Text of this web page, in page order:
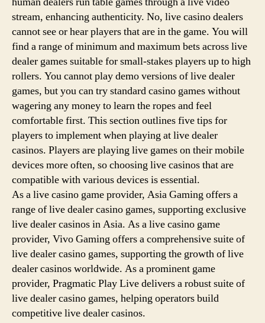
stream, enhancing authenticity. No, live casino dealers
cannot see or hear players that are in the game. You will
find a range of minimum and maximum bets across live
dealer games suitable for small-stakes players up to high
rollers. You cannot play demo versions of live dealer
games, but you can try standard casino games without
wagering any money to learn the ropes and feel
comfortable first. This section outlines five tips for
players to implement when playing at live dealer
casinos. Players are playing live games on their mobile
devices more often, so choosing live casinos that are
compatible with various devices is essential.
As a live casino game provider, Asia Gaming offers a
range of live dealer casino games, supporting exclusive
live dealer casinos in Asia. As a live casino game
provider, Vivo Gaming offers a comprehensive suite of
live dealer casino games, supporting the growth of live
dealer casinos worldwide. As a prominent game
provider, Pragmatic Play Live delivers a robust suite of
live dealer casino games, helping operators build
competitive live dealer casinos.